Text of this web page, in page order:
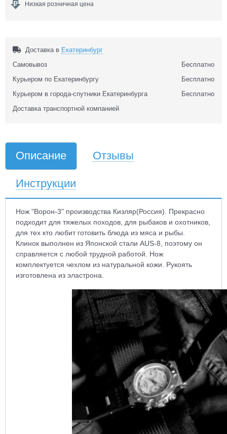
Низкая розничная цена
Доставка в Екатеринбург
Самовывоз
Бесплатно
Курьером по Екатеринбургу
Бесплатно
Курьером в города-спутники Екатеринбурга
Бесплатно
Доставка транспортной компанией
Описание Отзывы
Инструкции
Нож "Ворон-3" производства Кизляр(Россия). Прекрасно
подходит для тяжелых походов, для рыбаков и охотников,
для тех кто любит готовить блюда из мяса и рыбы.
Клинок выполнен из Японской стали AUS-8, поэтому он
справляется с любой трудной работой. Нож
комплектуется чехлом из натуральной кожи. Рукоять
изготовлена из эластрона.